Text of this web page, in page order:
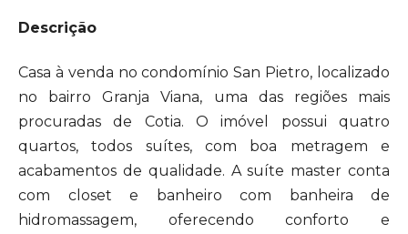
Descrição
Casa à venda no condomínio San Pietro, localizado
no bairro Granja Viana, uma das regiões mais
procuradas de Cotia. O imóvel possui quatro
quartos, todos suítes, com boa metragem e
acabamentos de qualidade. A suíte master conta
com closet e banheiro com banheira de
hidromassagem, oferecendo conforto e